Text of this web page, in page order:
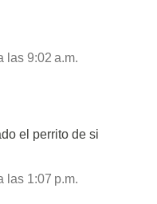
las 9:02 a.m.
el perrito de si
las 1:07 p.m.